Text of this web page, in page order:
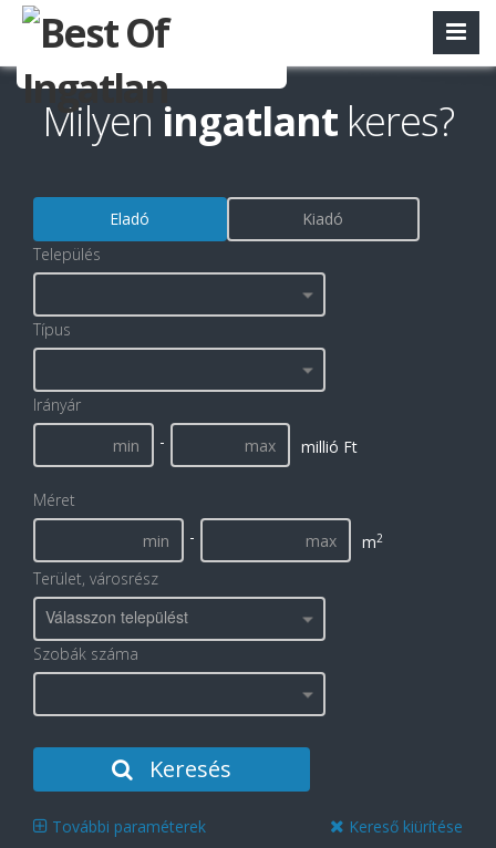
Milyen ingatlant keres?
Eladó
Kiadó
Település
Típus
Irányár
-
millió Ft
Méret
-
m2
Terület, városrész
Válasszon települést
Szobák száma
Keresés
További paraméterek Kereső kiürítése